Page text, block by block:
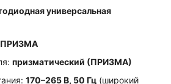
универсальная
призматический (ПРИЗМА)
170–265 В, 50 Гц (широкий